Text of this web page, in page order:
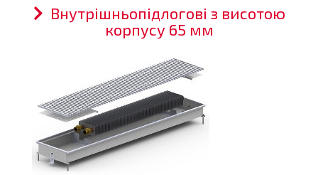
Внутрішньопідлогові з висотою
корпусу 65 мм